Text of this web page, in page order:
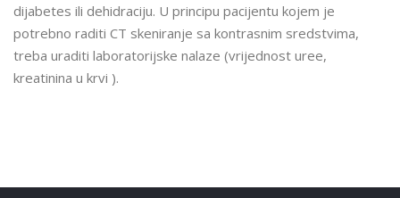
dijabetes ili dehidraciju. U principu pacijentu kojem je
potrebno raditi CT skeniranje sa kontrasnim sredstvima,
treba uraditi laboratorijske nalaze (vrijednost uree,
kreatinina u krvi ).